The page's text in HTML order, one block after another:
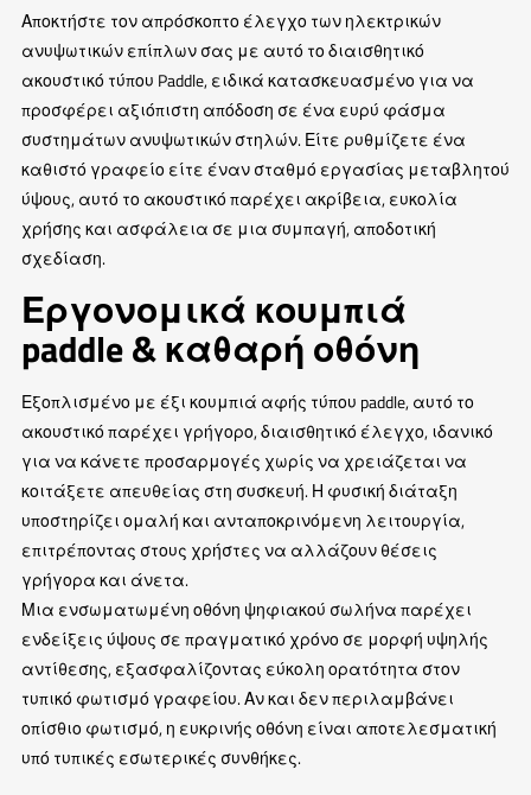
Αποκτήστε τον απρόσκοπτο έλεγχο των ηλεκτρικών
ανυψωτικών επίπλων σας με αυτό το διαισθητικό
ακουστικό τύπου Paddle, ειδικά κατασκευασμένο για να
προσφέρει αξιόπιστη απόδοση σε ένα ευρύ φάσμα
συστημάτων ανυψωτικών στηλών. Είτε ρυθμίζετε ένα
καθιστό γραφείο είτε έναν σταθμό εργασίας μεταβλητού
ύψους, αυτό το ακουστικό παρέχει ακρίβεια, ευκολία
χρήσης και ασφάλεια σε μια συμπαγή, αποδοτική
σχεδίαση.
Εργονομικά κουμπιά
paddle & καθαρή οθόνη
Εξοπλισμένο με έξι κουμπιά αφής τύπου paddle, αυτό το
ακουστικό παρέχει γρήγορο, διαισθητικό έλεγχο, ιδανικό
για να κάνετε προσαρμογές χωρίς να χρειάζεται να
κοιτάξετε απευθείας στη συσκευή. Η φυσική διάταξη
υποστηρίζει ομαλή και ανταποκρινόμενη λειτουργία,
επιτρέποντας στους χρήστες να αλλάζουν θέσεις
γρήγορα και άνετα.
Μια ενσωματωμένη οθόνη ψηφιακού σωλήνα παρέχει
ενδείξεις ύψους σε πραγματικό χρόνο σε μορφή υψηλής
αντίθεσης, εξασφαλίζοντας εύκολη ορατότητα στον
τυπικό φωτισμό γραφείου. Αν και δεν περιλαμβάνει
οπίσθιο φωτισμό, η ευκρινής οθόνη είναι αποτελεσματική
υπό τυπικές εσωτερικές συνθήκες.